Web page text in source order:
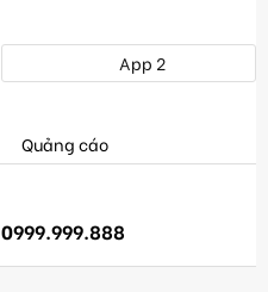
App 2
Quảng cáo
0999.999.888